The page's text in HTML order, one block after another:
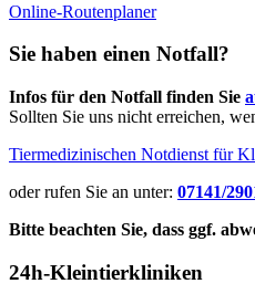
Online-Routenplaner
Sie haben einen Notfall?
Infos für den Notfall finden Sie
Sollten Sie uns nicht erreichen,
Tiermedizinischen Notdienst für
oder rufen Sie an unter: 07141/
Bitte beachten Sie, dass ggf.
24h-Kleintierkliniken